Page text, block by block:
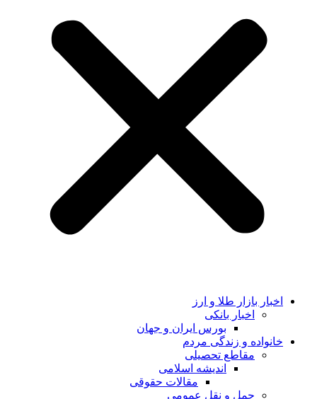
اخبار بازار طلا و ارز
اخبار بانکی
بورس ایران و جهان
خانواده و زندگی مردم
مقاطع تحصیلی
اندیشه اسلامی
مقالات حقوقی
حمل و نقل عمومی